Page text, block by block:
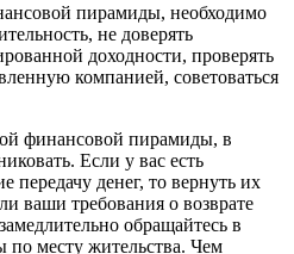
пирамиды, необходимо
не доверять
доходности, проверять
компанией, советоваться
финансовой пирамиды, в
Если у вас есть
денег, то вернуть их
ваши требования о возврате
обращайтесь в
по месту жительства. Чем